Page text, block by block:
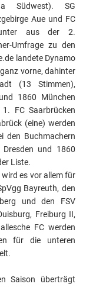
Südwest). SG
Aue und FC
aus der 2.
Umfrage zu den
landete Dynamo
vorne, dahinter
(13 Stimmen),
1860 München
FC Saarbrücken
(eine) werden
den Buchmachern
und 1860
Liste.
wird es vor allem für
Bayreuth, den
und den FSV
Freiburg II,
FC werden
für die unteren
Saison überträgt